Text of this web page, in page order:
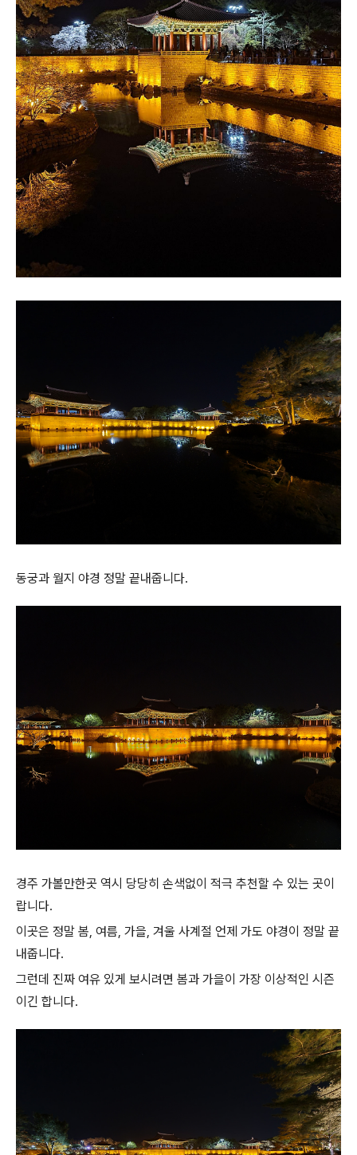
동궁과 월지 야경 정말 끝내줍니다.
경주 가볼만한곳 역시 당당히 손색없이 적극 추천할 수 있는 곳이
랍니다.
이곳은 정말 봄, 여름, 가을, 겨울 사계절 언제 가도 야경이 정말 끝
내줍니다.
그런데 진짜 여유 있게 보시려면 봄과 가을이 가장 이상적인 시즌
이긴 합니다.